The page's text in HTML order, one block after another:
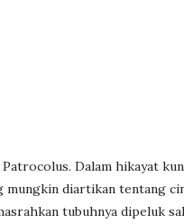
Dalam hikayat
diartikan tentang
tubuhnya dipeluk